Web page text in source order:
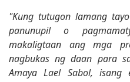
"Kung tutugon lamang
panunupil o
makaligtaan ang mga
nagbukas ng daan para
Amaya Lael Sabol, isang